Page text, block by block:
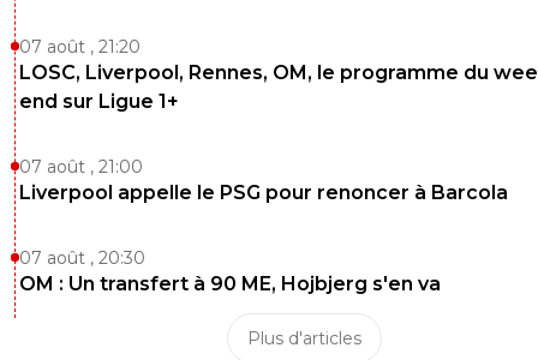
07 août , 21:20
LOSC, Liverpool, Rennes, OM, le programme du
end sur Ligue 1+
07 août , 21:00
Liverpool appelle le PSG pour renoncer à Barcola
07 août , 20:30
OM : Un transfert à 90 ME, Hojbjerg s'en va
Plus d'articles